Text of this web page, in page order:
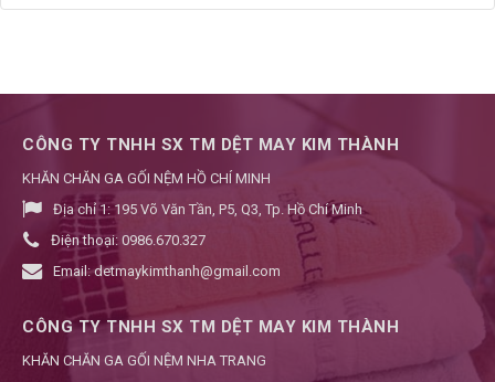
CÔNG TY TNHH SX TM DỆT MAY KIM THÀNH
KHĂN CHĂN GA GỐI NỆM HỒ CHÍ MINH
Địa chỉ 1:195 Võ Văn Tần, P5, Q3, Tp. Hồ Chí Minh
Điện thoại: 0986.670.327
Email:detmaykimthanh@gmail.com
CÔNG TY TNHH SX TM DỆT MAY KIM THÀNH
KHĂN CHĂN GA GỐI NỆM NHA TRANG